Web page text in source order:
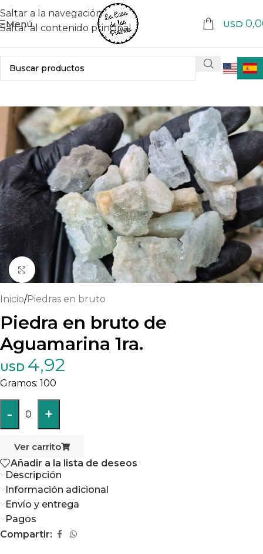
Saltar a la navegación
Saltar al contenido principal
Menú USD
Haga clic para ampliar
Inicio/Piedras en bruto
Piedra en bruto de
Aguamarina 1ra.
USD 4,92
100
- 0 +
Ver carrito
Añadir a la lista de deseos
Descripción
Información adicional
Envío y entrega
Pagos
Compartir: